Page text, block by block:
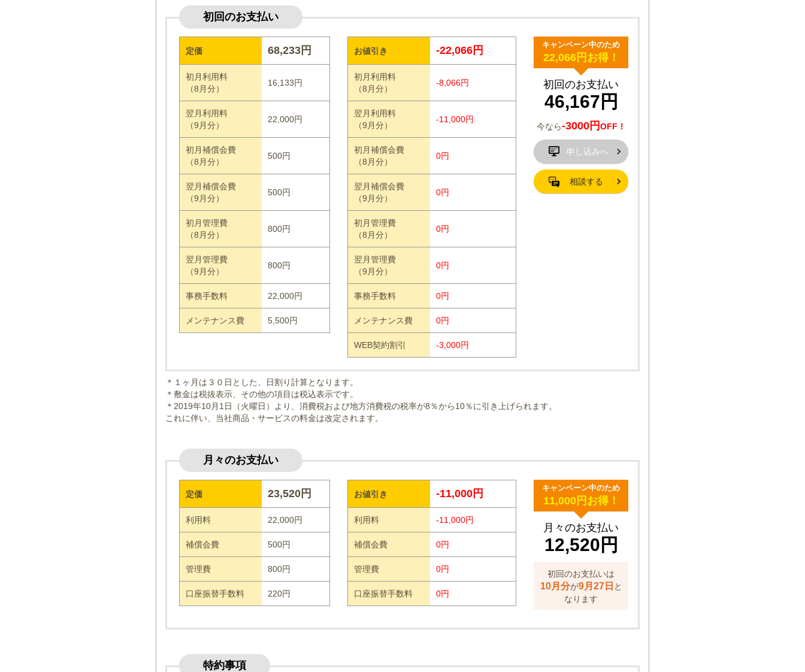
初回のお支払い
定価 68,233円
初月利用料
（8月分）
16,133円
翌月利用料
（9月分）
22,000円
初月補償会費
（8月分）
500円
翌月補償会費
（9月分）
500円
初月管理費
（8月分）
800円
翌月管理費
（9月分）
800円
事務手数料 22,000円
メンテナンス費 5,500円
お値引き -22,066円
初月利用料
（8月分）
-8,066円
翌月利用料
（9月分）
-11,000円
初月補償会費
（8月分）
0円
翌月補償会費
（9月分）
0円
初月管理費
（8月分）
0円
翌月管理費
（9月分）
0円
事務手数料 0円
メンテナンス費 0円
WEB契約割引 -3,000円
キャンペーン中のため
22,066円お得！
初回のお支払い
46,167円
今なら-3000円OFF！
申し込みへ
相談する
＊１ヶ月は３０日とした、日割り計算となります。
＊敷金は税抜表示、その他の項目は税込表示です。
＊2019年10月1日（火曜日）より、消費税および地方消費税の税率が8％から10％に引き上げられます。
これに伴い、当社商品・サービスの料金は改定されます。
月々のお支払い
定価 23,520円
利用料 22,000円
補償会費 500円
管理費 800円
口座振替手数料 220円
お値引き -11,000円
利用料 -11,000円
補償会費 0円
管理費 0円
口座振替手数料 0円
キャンペーン中のため
11,000円お得！
月々のお支払い
12,520円
初回のお支払いは
10月分が9月27日 と
なります
特約事項